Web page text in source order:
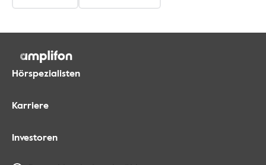
Hörspezialisten
Karriere
Investoren